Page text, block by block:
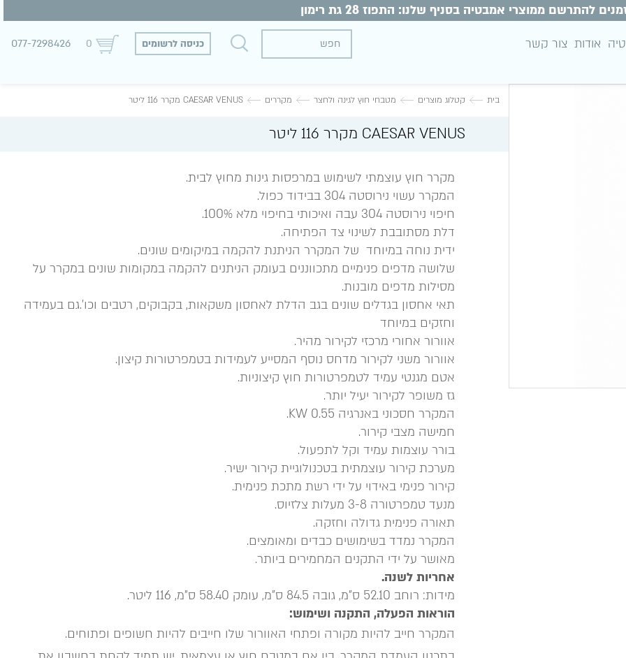
להתרשם ממוצרי אמבטיה בסניף שלנו: התפוז 28 גת רימון
אודות צור קשר כניסה לרשומים 0
077-7298426
בית קטלוג מוצרים מטבחי חוץ לגינה ולחצר מקררים CAESAR VENUS מקרר 116 ליטר
CAESAR VENUS מקרר 116 ליטר
מקרר חוץ עוצמתי לשימוש במרפסות גינות מחוץ לבית.
המקרר עשוי נירוסטה 304 בבידוד כפול.
חיפוי נירוסטה 304 עבה ואיכותי בחיפוי מלא 100%.
דלת מסתובבת לשינוי צד הפתיחה.
ידית נוחה במיוחד של המקרר הניתנת להקמה במיקומים שונים.
שלושה מדפים פנימיים מתכווננים בעומק הניתנים להקמה במקומות שונים במקרר על
מסילות מדפים מובנות.
תאי אחסון בגדלים שונים בגב הדלת לאחסון משקאות, בקבוקים, רטבים וכו’.גם בעמידה
וחזקים במיוחד
אוורור אחורי מרכזי לקירור מהיר.
אוורור משני לקירור מדחס נוסף המסייע לעמידות בטמפרטורות קיצון.
אטם מגנטי עמיד לטמפרטורות חוץ קיצוניות.
גז משופר לקירור יעיל יותר.
המקרר חסכוני באנרגיה KW 0.55.
חמישה מצבי קירור.
בורר עוצמות עמיד וקל לתפעול.
מערכת קירור עוצמתית בטכנולוגיית קירור ישיר.
קירור פנימי באידוי על ידי רשת מתכת פנימית.
מנעד טמפרטורה 3-8 מעלות צלזיוס.
תאורה פנימית גדולה וחזקה.
המקרר נמדד בשימושים כבדים ומאומצים.
מאושר על ידי התקנים המחמירים ביותר.
אחריות לשנה.
מידות: רוחב 52.10 ס”מ, גובה 84.5 ס”מ, עומק 58.40 ס”מ, 116 ליטר.
הוראות הפעלה, התקנה ושימוש:
המקרר חייב להיות מקורה ופתחי האוורור שלו חייבים להיות חשופים ופתוחים.